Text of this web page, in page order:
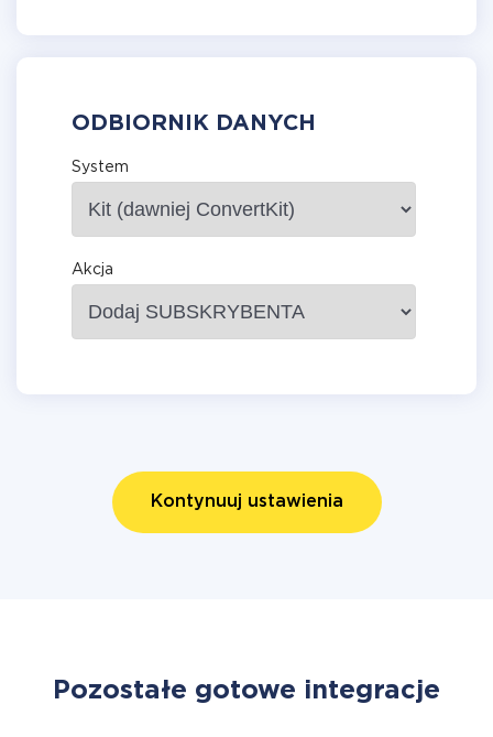
ODBIORNIK DANYCH
System
Akcja
Kontynuuj ustawienia
Pozostałe gotowe integracje